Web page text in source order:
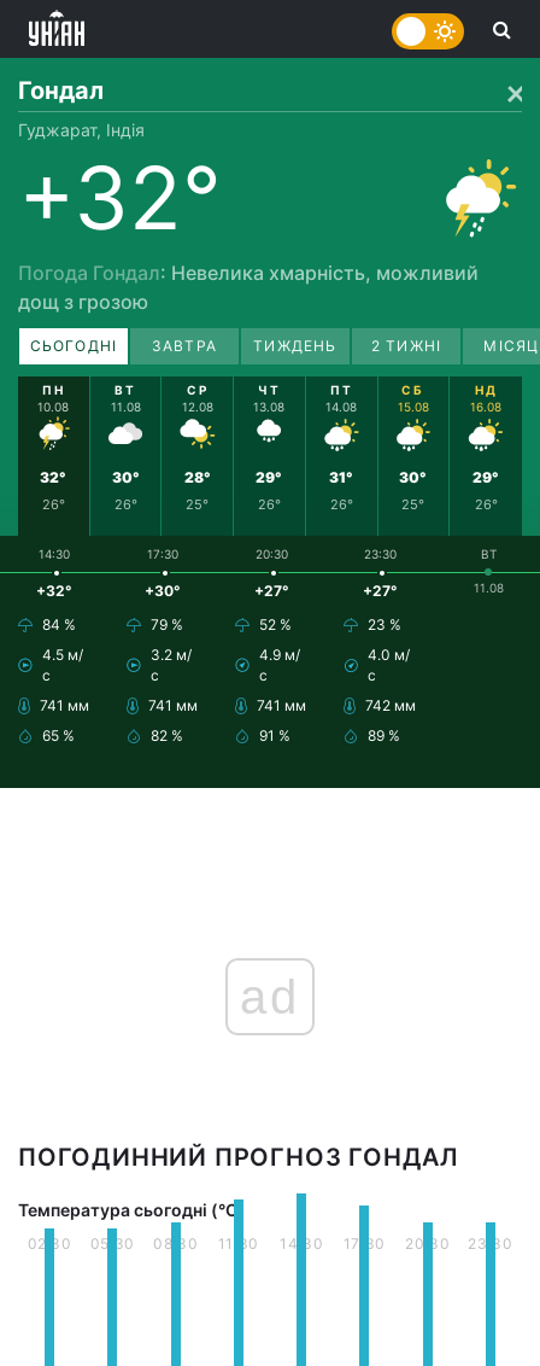
Гондал
Гуджарат, Індія
+32°
Погода Гондал: Невелика хмарність, можливий
дощ з грозою
СЬОГОДНІ ЗАВТРА ТИЖДЕНЬ 2 ТИЖНІ
ПН
10.08
32°
26°
ВТ
11.08
30°
26°
СР
12.08
28°
25°
ЧТ
13.08
29°
26°
ПТ
14.08
31°
26°
СБ
15.08
30°
25°
НД
16.08
29°
26°
14:30
+32°
84 %
4.5 м/
с
741 мм
65 %
17:30
+30°
79 %
3.2 м/
с
741 мм
82 %
20:30
+27°
52 %
4.9 м/
с
741 мм
91 %
23:30
+27°
23 %
4.0 м/
с
742 мм
89 %
ВТ
11.08
ad
ПОГОДИННИЙ ПРОГНОЗ ГОНДАЛ
Температура сьогодні (°С)
02:30 05:30 08:30 11:30 14:30 17:30 20:30 23:30